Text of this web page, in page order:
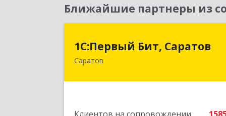
Ближайшие партнеры из
1С:Первый Бит, Саратов
Саратов
1С:Первый Бит, Саратов
410005, Саратовская обл, Саратов г,